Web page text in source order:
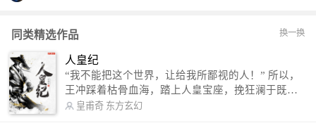
同类精选作品 换一换
人皇纪
“我不能把这个世界，让给我所鄙视的人！” 所以，
王冲踩着枯骨血海，踏上人皇宝座，挽狂澜于既
倒，扶大厦之将倾，成就了一段无上的传说！ 微信
皇甫奇 东方玄幻